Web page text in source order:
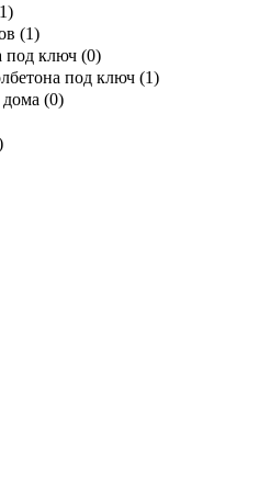
1)
(1)
под ключ (0)
под ключ (1)
(0)